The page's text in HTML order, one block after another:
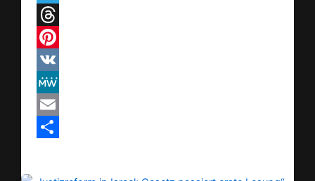
Telegram
Threads
Pinterest
VK
MeWe
Email